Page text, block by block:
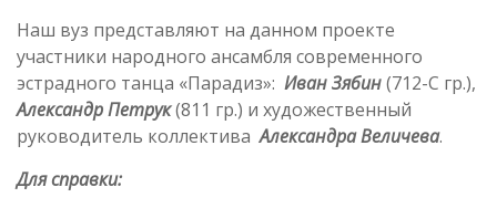
Наш вуз представляют на данном проекте
участники народного ансамбля современного
эстрадного танца «Парадиз»: Иван Зябин(712-С гр.),
Александр Петрук(811 гр.) и художественный
руководитель коллектива Александра Величева.
Для справки: